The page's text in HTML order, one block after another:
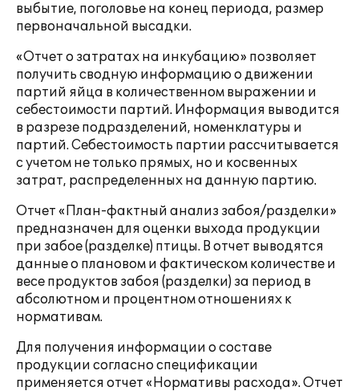
выбытие, поголовье на конец периода, размер
первоначальной высадки.
«Отчет о затратах на инкубацию» позволяет
получить сводную информацию о движении
партий яйца в количественном выражении и
себестоимости партий. Информация выводится
в разрезе подразделений, номенклатуры и
партий. Себестоимость партии рассчитывается
с учетом не только прямых, но и косвенных
затрат, распределенных на данную партию.
Отчет «План-фактный анализ забоя/разделки»
предназначен для оценки выхода продукции
при забое (разделке) птицы. В отчет выводятся
данные о плановом и фактическом количестве и
весе продуктов забоя (разделки) за период в
абсолютном и процентном отношениях к
нормативам.
Для получения информации о составе
продукции согласно спецификации
применяется отчет «Нормативы расхода». Отчет